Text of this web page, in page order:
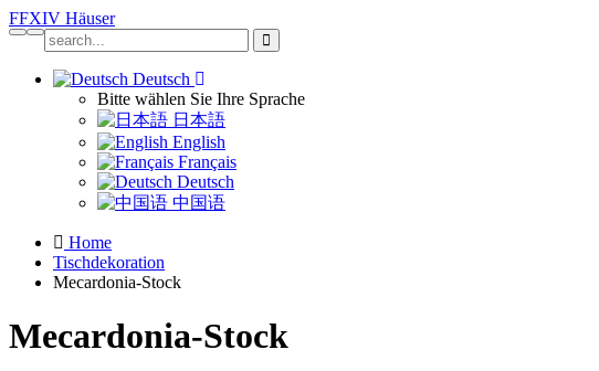
FFXIV Häuser
Deutsch
Bitte wählen Sie Ihre Sprache
日本語
English
Français
Deutsch
中国语
Home
Tischdekoration
Mecardonia-Stock
Mecardonia-Stock